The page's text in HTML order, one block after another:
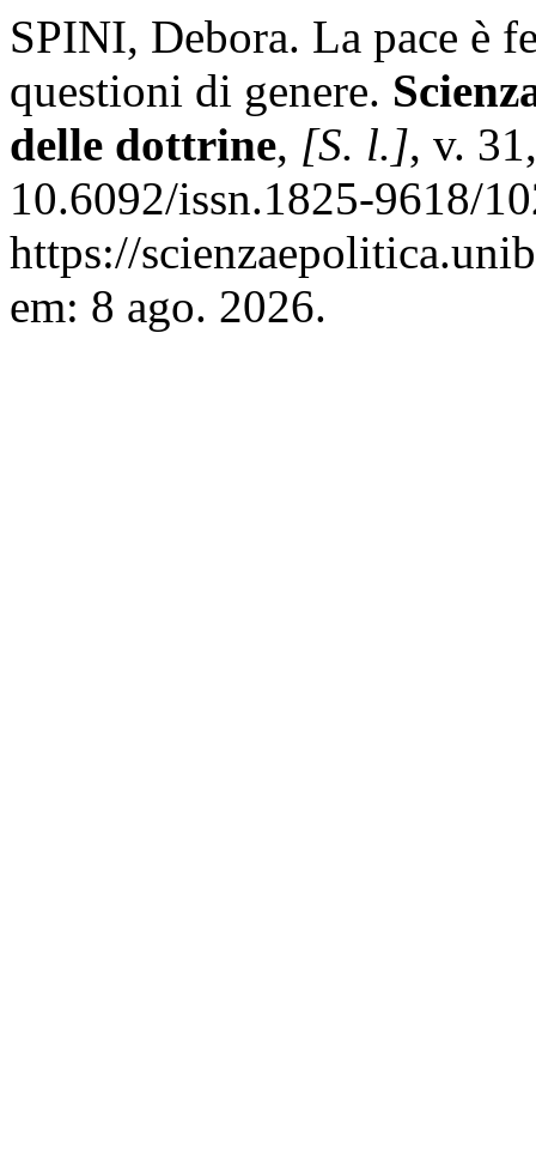
SPINI, Debora. La pace è
questioni di genere.
delle dottrine, [S. l.], v.
10.6092/issn.1825-9618/
https://
em: 8 ago. 2026.